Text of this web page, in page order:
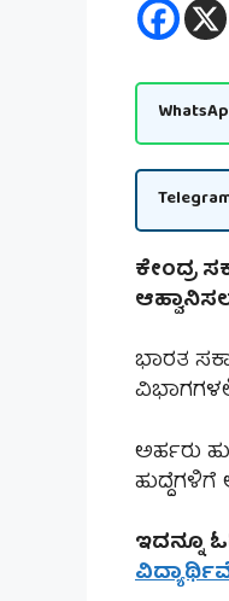
ಕೇಂದ್ರ
ಭಾರತ
ಅರ್ಹರು
ಇದನ್ನೂ